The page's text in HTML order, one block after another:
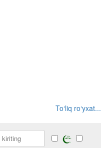
To‘liq ro‘yxat...